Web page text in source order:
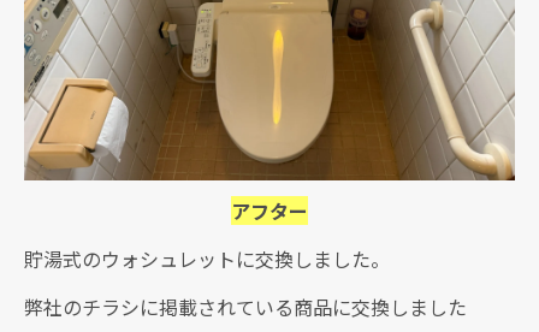
アフター
貯湯式のウォシュレットに交換しました。
弊社のチラシに掲載されている商品に交換しました